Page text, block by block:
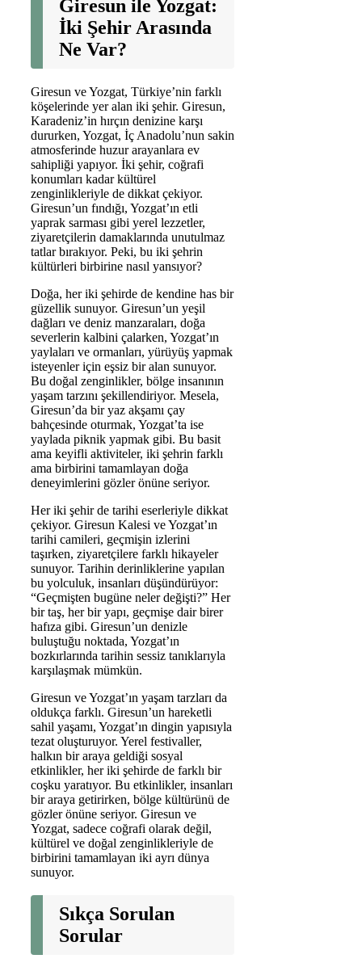
Giresun ile Yozgat:
İki Şehir Arasında
Ne Var?
Giresun ve Yozgat, Türkiye’nin farklı
köşelerinde yer alan iki şehir. Giresun,
Karadeniz’in hırçın denizine karşı
dururken, Yozgat, İç Anadolu’nun sakin
atmosferinde huzur arayanlara ev
sahipliği yapıyor. İki şehir, coğrafi
konumları kadar kültürel
zenginlikleriyle de dikkat çekiyor.
Giresun’un fındığı, Yozgat’ın etli
yaprak sarması gibi yerel lezzetler,
ziyaretçilerin damaklarında unutulmaz
tatlar bırakıyor. Peki, bu iki şehrin
kültürleri birbirine nasıl yansıyor?
Doğa, her iki şehirde de kendine has bir
güzellik sunuyor. Giresun’un yeşil
dağları ve deniz manzaraları, doğa
severlerin kalbini çalarken, Yozgat’ın
yaylaları ve ormanları, yürüyüş yapmak
isteyenler için eşsiz bir alan sunuyor.
Bu doğal zenginlikler, bölge insanının
yaşam tarzını şekillendiriyor. Mesela,
Giresun’da bir yaz akşamı çay
bahçesinde oturmak, Yozgat’ta ise
yaylada piknik yapmak gibi. Bu basit
ama keyifli aktiviteler, iki şehrin farklı
ama birbirini tamamlayan doğa
deneyimlerini gözler önüne seriyor.
Her iki şehir de tarihi eserleriyle dikkat
çekiyor. Giresun Kalesi ve Yozgat’ın
tarihi camileri, geçmişin izlerini
taşırken, ziyaretçilere farklı hikayeler
sunuyor. Tarihin derinliklerine yapılan
bu yolculuk, insanları düşündürüyor:
“Geçmişten bugüne neler değişti?” Her
bir taş, her bir yapı, geçmişe dair birer
hafıza gibi. Giresun’un denizle
buluştuğu noktada, Yozgat’ın
bozkırlarında tarihin sessiz tanıklarıyla
karşılaşmak mümkün.
Giresun ve Yozgat’ın yaşam tarzları da
oldukça farklı. Giresun’un hareketli
sahil yaşamı, Yozgat’ın dingin yapısıyla
tezat oluşturuyor. Yerel festivaller,
halkın bir araya geldiği sosyal
etkinlikler, her iki şehirde de farklı bir
coşku yaratıyor. Bu etkinlikler, insanları
bir araya getirirken, bölge kültürünü de
gözler önüne seriyor. Giresun ve
Yozgat, sadece coğrafi olarak değil,
kültürel ve doğal zenginlikleriyle de
birbirini tamamlayan iki ayrı dünya
sunuyor.
Sıkça Sorulan
Sorular